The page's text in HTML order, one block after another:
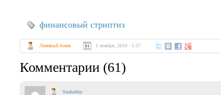
финансовый стриптиз
Ленивый бомж 1 ноября, 2010 - 5:57
Комментарии (61)
Seohobby